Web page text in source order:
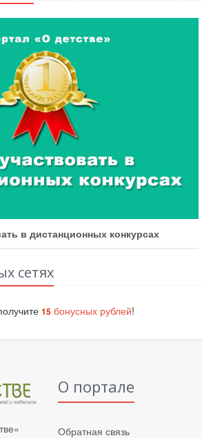
в дистанционных конкурсах
сетях
15 бонусных рублей!
О портале
Обратная связь